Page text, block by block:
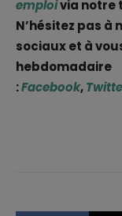
emploivia notre
N’hésitez pas à
sociaux et à
hebdomadaire
:Facebook,